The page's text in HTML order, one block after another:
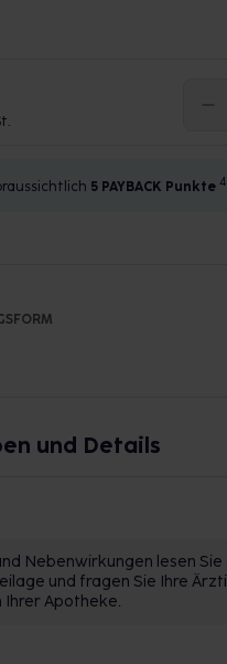
5 PAYBACK Punkte 4
und Details
Nebenwirkungen lesen Sie
und fragen Sie Ihre
Ihrer Apotheke.